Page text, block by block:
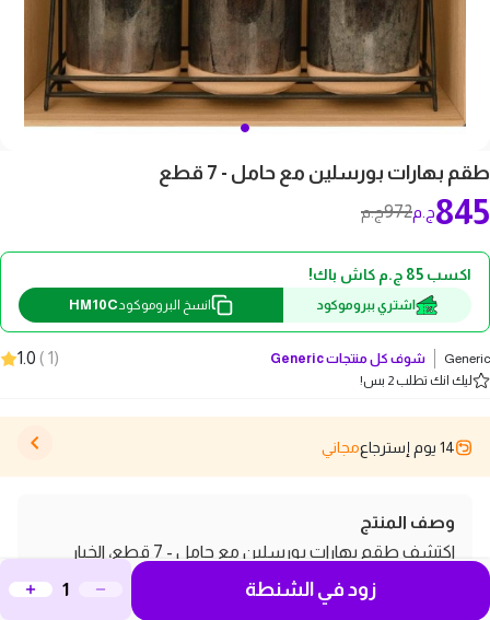
طقم بهارات بورسلين مع حامل - 7 قطع
972ج.م 845ج.م
اكسب 85 ج.م كاش باك!
اشتري ببروموكود انسخ البروموكود HM10C
Generic شوف كل منتجاتGeneric
(
1
)
1.0
ليك انك تطلب 2 بس!
14 يوم إسترجاع مجاني
وصف المنتج
اكتشف طقم بهارات بورسلين مع حامل - 7 قطع، الخيار
المثالي لعشاق الطهي الذين يسعون لإضافة لمسة من
زود في الشنطة